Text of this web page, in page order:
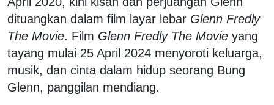
dituangkan dalam film layar lebar Glenn Fredly
The Movie. Film Glenn Fredly The Movie yang
tayang mulai 25 April 2024 menyoroti keluarga,
musik, dan cinta dalam hidup seorang Bung
Glenn, panggilan mendiang.